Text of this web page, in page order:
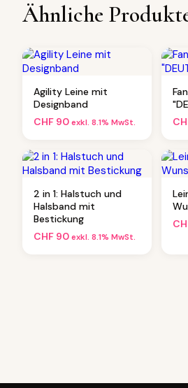
Ähnliche
Agility Leine mit
Designband
CHF 90exkl. 8.1% MwSt.
2 in 1: Halstuch und
Halsband mit
Bestickung
CHF 90exkl. 8.1% MwSt.